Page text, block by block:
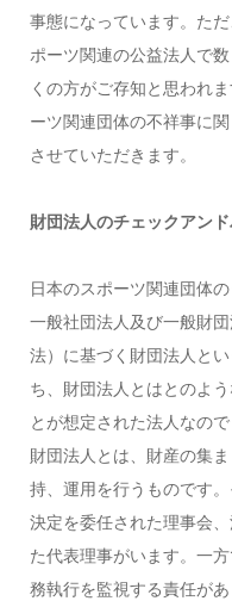
事態になっています。た
ポーツ関連の公益法人で
くの方がご存知と思われ
ーツ関連団体の不祥事に
させていただきます。
財団法人のチェックアン
日本のスポーツ関連団体
一般社団法人及び一般財
法）に基づく財団法人と
ち、財団法人とはとのよ
とが想定された法人なので
財団法人とは、財産の集
持、運用を行うものです
決定を委任された理事会
た代表理事がいます。一
務執行を監視する責任が